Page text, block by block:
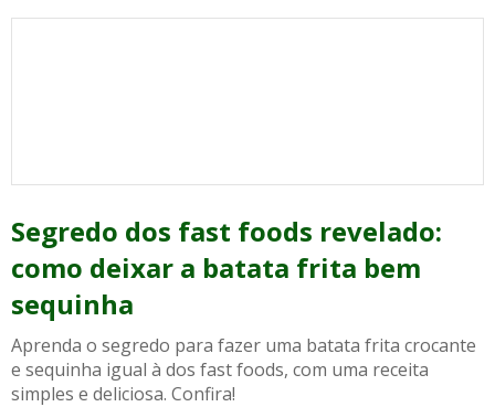
Segredo dos fast foods revelado:
como deixar a batata frita bem
sequinha
Aprenda o segredo para fazer uma batata frita crocante
e sequinha igual à dos fast foods, com uma receita
simples e deliciosa. Confira!